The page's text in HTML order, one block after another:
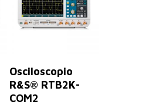
Leer Más
Osciloscopio
R&S® RTB2K-
COM2